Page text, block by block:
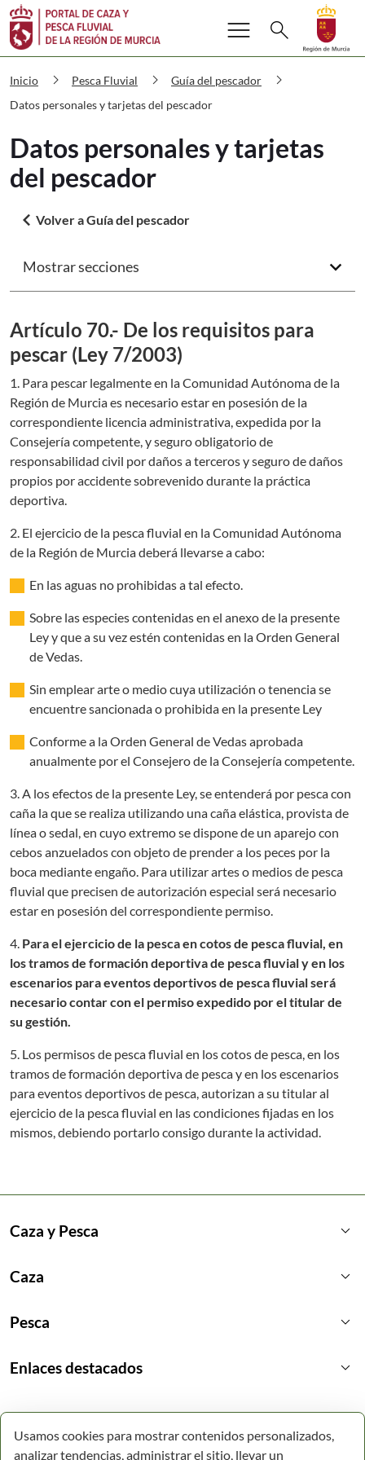
Cazaypesca Datos personales y
Volver a
Ir a
menu Buscar
search
Inicio chevron_right Pesca Fluvial chevron_right Guía del pescador chevron_right
Datos personales y tarjetas del pescador
Datos personales y tarjetas
del pescador
arrow_back_ios Volver a Guía del pescador
Mostrar secciones arrow_forward_ios
Artículo 70.- De los requisitos para
pescar (Ley 7/2003)
1. Para pescar legalmente en la Comunidad Autónoma de la
Región de Murcia es necesario estar en posesión de la
correspondiente licencia administrativa, expedida por la
Consejería competente, y seguro obligatorio de
responsabilidad civil por daños a terceros y seguro de daños
propios por accidente sobrevenido durante la práctica
deportiva.
2. El ejercicio de la pesca fluvial en la Comunidad Autónoma
de la Región de Murcia deberá llevarse a cabo:
En las aguas no prohibidas a tal efecto.
Sobre las especies contenidas en el anexo de la presente
Ley y que a su vez estén contenidas en la Orden General
de Vedas.
Sin emplear arte o medio cuya utilización o tenencia se
encuentre sancionada o prohibida en la presente Ley
Conforme a la Orden General de Vedas aprobada
anualmente por el Consejero de la Consejería competente.
3. A los efectos de la presente Ley, se entenderá por pesca con
caña la que se realiza utilizando una caña elástica, provista de
línea o sedal, en cuyo extremo se dispone de un aparejo con
cebos anzuelados con objeto de prender a los peces por la
boca mediante engaño. Para utilizar artes o medios de pesca
fluvial que precisen de autorización especial será necesario
estar en posesión del correspondiente permiso.
4. Para el ejercicio de la pesca en cotos de pesca fluvial, en
los tramos de formación deportiva de pesca fluvial y en los
escenarios para eventos deportivos de pesca fluvial será
necesario contar con el permiso expedido por el titular de
su gestión.
5. Los permisos de pesca fluvial en los cotos de pesca, en los
tramos de formación deportiva de pesca y en los escenarios
para eventos deportivos de pesca, autorizan a su titular al
ejercicio de la pesca fluvial en las condiciones fijadas en los
mismos, debiendo portarlo consigo durante la actividad.
Caza y Pesca keyboard_arrow_down
Caza keyboard_arrow_down
Pesca keyboard_arrow_down
Enlaces destacados keyboard_arrow_down
Usamos cookies para mostrar contenidos personalizados,
analizar tendencias, administrar el sitio, llevar un